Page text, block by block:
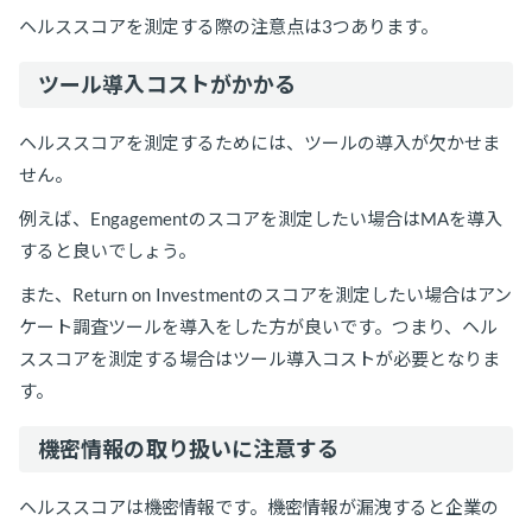
ヘルススコアを測定する際の注意点は3つあります。
ツール導入コストがかかる
ヘルススコアを測定するためには、ツールの導入が欠かせま
せん。
例えば、Engagementのスコアを測定したい場合はMAを導入
すると良いでしょう。
また、Return on Investmentのスコアを測定したい場合はアン
ケート調査ツールを導入をした方が良いです。つまり、ヘル
ススコアを測定する場合はツール導入コストが必要となりま
す。
機密情報の取り扱いに注意する
ヘルススコアは機密情報です。機密情報が漏洩すると企業の